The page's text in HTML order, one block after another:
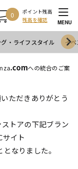
0
ポイント残高
残高を確認
MENU
グ・ライフスタイル イ
.comへの統合のご案
ただきありがとう
トアの下記ブラン
サイト
なりました。